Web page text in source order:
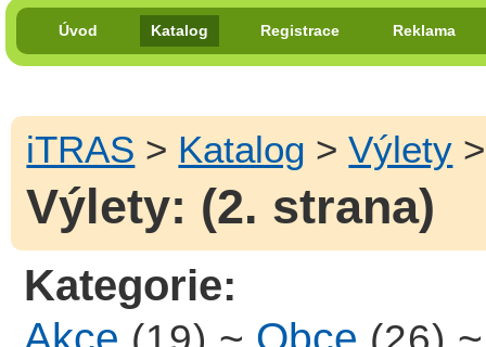
Úvod Katalog Registrace Reklama
iTRAS > Katalog >Výlety
Výlety: (2. strana)
Kategorie:
Akce ~ Obce